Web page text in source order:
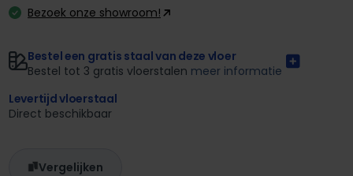
Bezoek onze showroom!
Bestel een gratis staal van deze vloer
Bestel tot 3 gratis vloerstalen meer informatie
Levertijd vloerstaal
Direct beschikbaar
Vergelijken